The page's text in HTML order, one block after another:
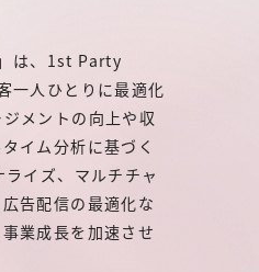
ク
は、1st Party
人ひとりに最適化
メントの向上や収
イム分析に基づく
イズ、マルチチャ
告配信の最適化な
業成長を加速させ